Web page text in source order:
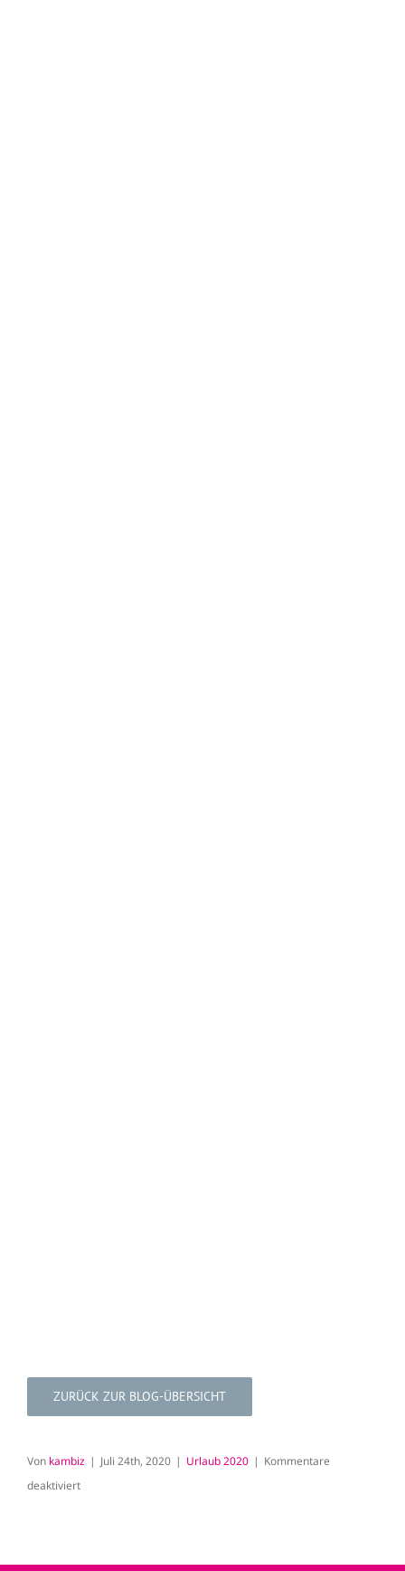
ZURÜCK ZUR BLOG-ÜBERSICHT
Von kambiz | Juli 24th, 2020 | Urlaub 2020 | Kommentare
deaktiviertfür